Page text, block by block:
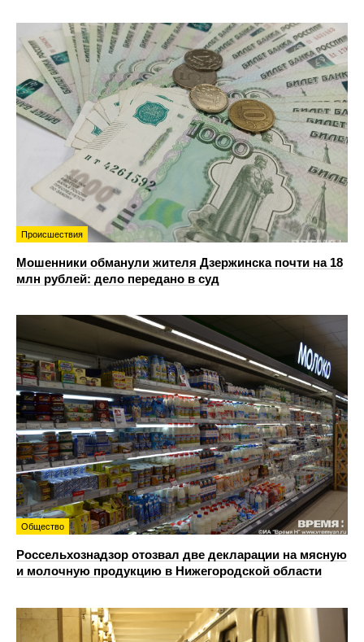
Происшествия
Мошенники обманули жителя Дзержинска почти на 18
млн рублей: дело передано в суд
Общество
Россельхознадзор отозвал две декларации на мясную
и молочную продукцию в Нижегородской области